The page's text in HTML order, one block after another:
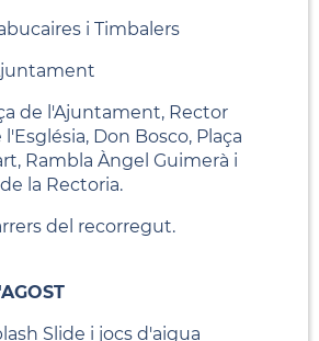
i Timbalers
de l'Ajuntament, Rector
l'Església, Don Bosco, Plaça
Rambla Àngel Guimerà i
la Rectoria.
del recorregut.
Slide i jocs d'aigua